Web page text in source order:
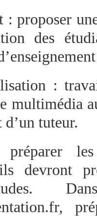
: proposer
des
:
multimédia
d’un tuteur.
devront